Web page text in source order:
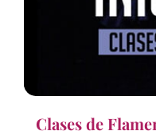
Clases de